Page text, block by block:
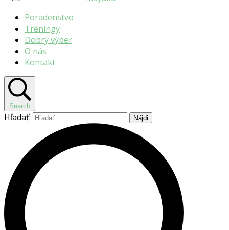
Poradenstvo
Tréningy
Dobrý výber
O nás
Kontakt
Search
Hľadať: